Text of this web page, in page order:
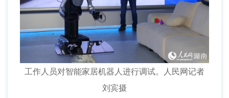
工作人员对智能家居机器人进行调试。人民网记者
刘宾摄